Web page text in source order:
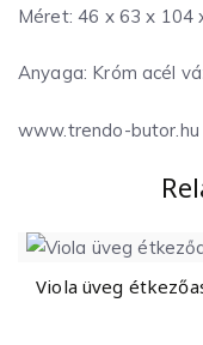
Méret: 46 x 63 x 104
Anyaga: Króm acél
www.trendo-butor.hu
Viola üveg